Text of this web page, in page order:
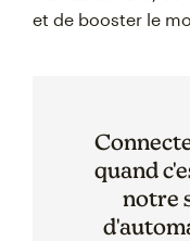
et de booster le
quand
notre